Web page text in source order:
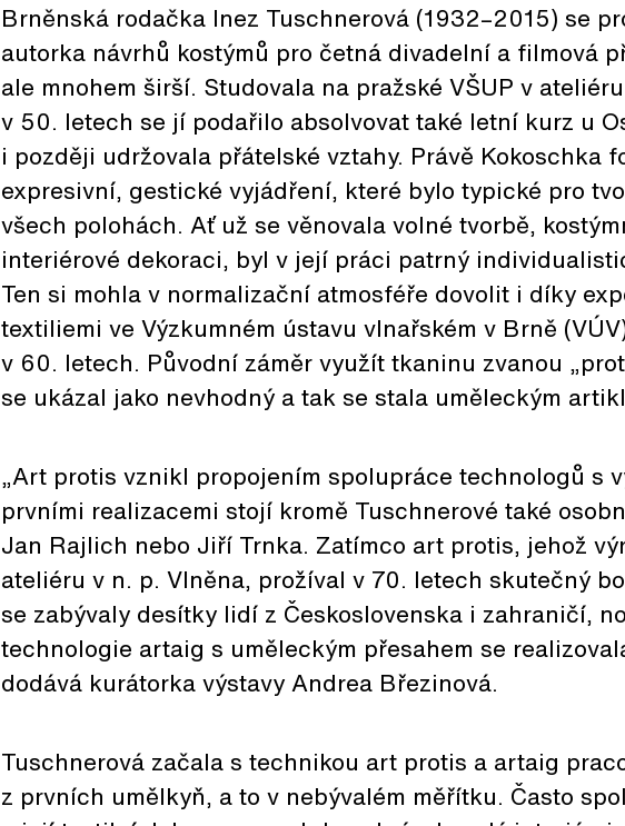
Brněnská rodačka Inez Tuschnerová (1932–2015) se
autorka návrhů kostýmů pro četná divadelní a filmová
ale mnohem širší. Studovala na pražské VŠUP v
v 50. letech se jí podařilo absolvovat také letní kurz u
i později udržovala přátelské vztahy. Právě Kokoschka
expresivní, gestické vyjádření, které bylo typické pro
všech polohách. Ať už se věnovala volné tvorbě,
interiérové dekoraci, byl v její práci patrný
Ten si mohla v normalizační atmosféře dovolit i díky
textiliemi ve Výzkumném ústavu vlnařském v Brně
v 60. letech. Původní záměr využít tkaninu zvanou
se ukázal jako nevhodný a tak se stala uměleckým
„Art protis vznikl propojením spolupráce technologů s
prvními realizacemi stojí kromě Tuschnerové také
Jan Rajlich nebo Jiří Trnka. Zatímco art protis, jehož
ateliéru v n. p. Vlněna, prožíval v 70. letech skutečný
se zabývaly desítky lidí z Československa i zahraničí,
technologie artaig s uměleckým přesahem se
dodává kurátorka výstavy Andrea Březinová.
Tuschnerová začala s technikou art protis a artaig
z prvních umělkyň, a to v nebývalém měřítku. Často